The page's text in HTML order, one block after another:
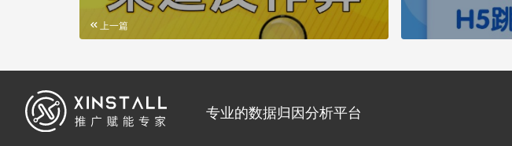
上一篇
专业的数据归因分析平台